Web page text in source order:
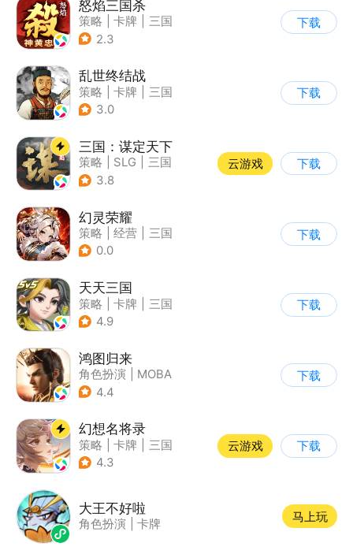
怒焰三国杀
策略 卡牌
三国
| 三国杀
2.3
下载
乱世终结战
策略 卡牌
三国
| 中国风
3.0
下载
三国：谋定天下
策略 SLG
三国
| 中国风
3.8
云游戏 下载
幻灵荣耀
策略 经营
三国
| 战术竞技
0.0
下载
天天三国
策略 卡牌
三国
| Q版
4.9
下载
鸿图归来
角色扮演
MOBA
| 战争
4.4
下载
幻想名将录
策略 卡牌
三国
| 中国风
4.3
云游戏 下载
大王不好啦
角色扮演 卡牌
马上玩